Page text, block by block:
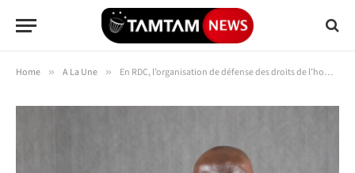
Home » A La Une » En RDC, l’organisation de défense des droits de l’homme ACDDVDH condamne l’assassinat de Dominique Sambwa et exige une enquête rigoureuse